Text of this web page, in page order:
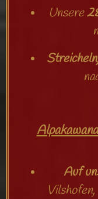
Unsere
Auf